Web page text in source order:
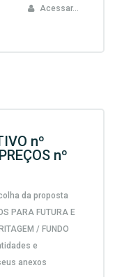
Acessar...
nº
nº
da proposta
PARA FUTURA E
/ FUNDO
e
anexos